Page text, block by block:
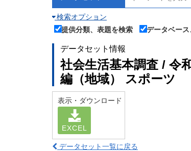
検索オプション
提供分類、表題を検索
データベー
データセット情報
社会生活基本調査 / 令
編（地域） スポーツ
表示・ダウンロード
EXCEL
データセット一覧に戻る